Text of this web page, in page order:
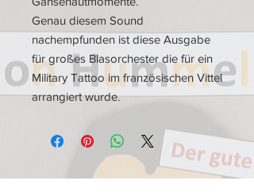
Genau diesem Sound
nachempfunden ist diese Ausgabe
für großes Blasorchester die für ein
Military Tattoo im französischen Vittel
arrangiert wurde.